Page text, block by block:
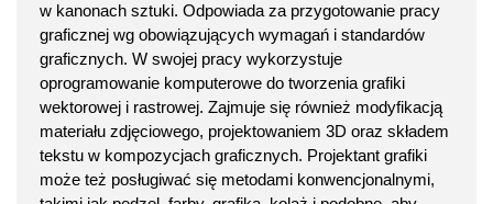
w kanonach sztuki. Odpowiada za przygotowanie pracy
graficznej wg obowiązujących wymagań i standardów
graficznych. W swojej pracy wykorzystuje
oprogramowanie komputerowe do tworzenia grafiki
wektorowej i rastrowej. Zajmuje się również modyfikacją
materiału zdjęciowego, projektowaniem 3D oraz składem
tekstu w kompozycjach graficznych. Projektant grafiki
może też posługiwać się metodami konwencjonalnymi,